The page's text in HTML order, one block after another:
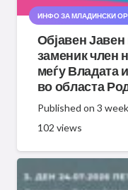
ИНФО ЗА МЛАДИНСКИ
Објавен
заменик член
меѓу Владата
во областа
Published on 3
102 views